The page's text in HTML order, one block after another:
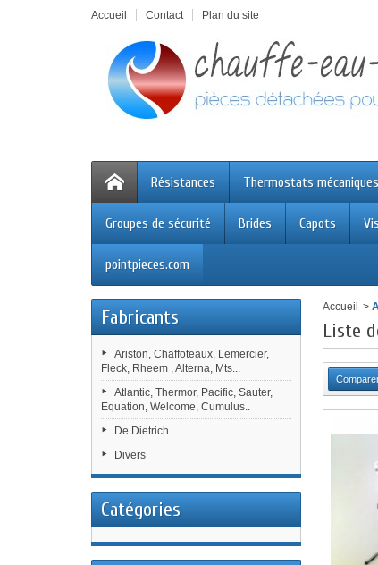
Accueil Contact Plan du site
Résistances Thermostats mécaniques
Groupes de sécurité Brides Capots
pointpieces.com
Fabricants
Ariston, Chaffoteaux, Lemercier,
Fleck, Rheem , Alterna, Mts...
Atlantic, Thermor, Pacific, Sauter,
Equation, Welcome, Cumulus..
De Dietrich
Divers
Catégories
Accueil >
Liste